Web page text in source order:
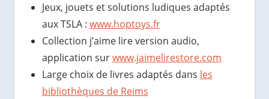
Jeux, jouets et solutions ludiques adaptés
aux TSLA : www.hoptoys.fr
Collection j’aime lire version audio,
application surwww.jaimelirestore.com
Large choix de livres adaptés dans les
bibliothèques de Reims